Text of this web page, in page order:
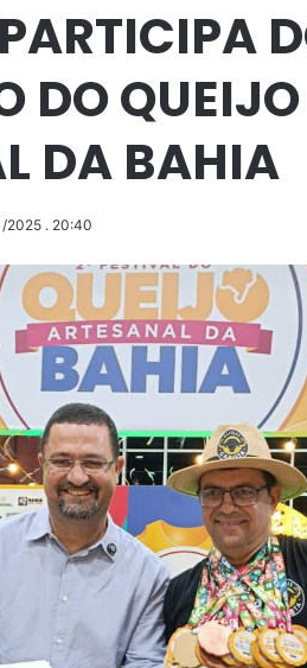
DO QUEIJO
DA BAHIA
2025 . 20:40